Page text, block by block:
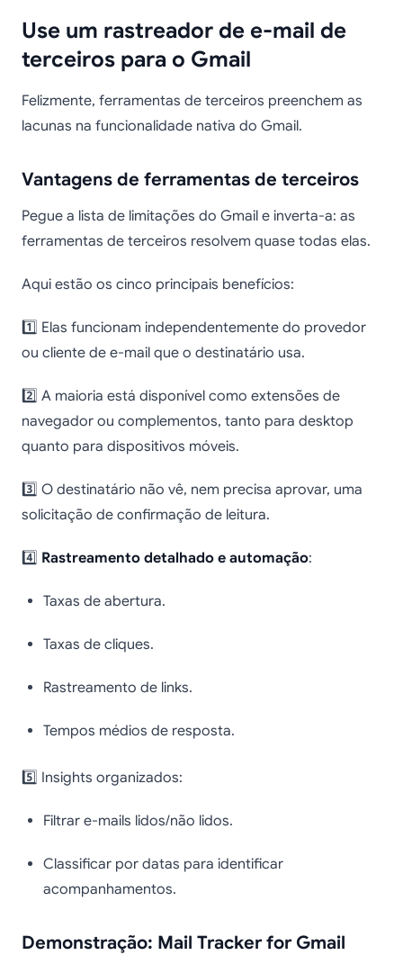
Use um rastreador de e-mail de
terceiros para o Gmail
Felizmente, ferramentas de terceiros preenchem as
lacunas na funcionalidade nativa do Gmail.
Vantagens de ferramentas de terceiros
Pegue a lista de limitações do Gmail e inverta-a: as
ferramentas de terceiros resolvem quase todas elas.
Aqui estão os cinco principais benefícios:
1️⃣ Elas funcionam independentemente do provedor
ou cliente de e-mail que o destinatário usa.
2️⃣ A maioria está disponível como extensões de
navegador ou complementos, tanto para desktop
quanto para dispositivos móveis.
3️⃣ O destinatário não vê, nem precisa aprovar, uma
solicitação de confirmação de leitura.
4️⃣ Rastreamento detalhado e automação:
Taxas de abertura.
Taxas de cliques.
Rastreamento de links.
Tempos médios de resposta.
5️⃣ Insights organizados:
Filtrar e-mails lidos/não lidos.
Classificar por datas para identificar
acompanhamentos.
Demonstração: Mail Tracker for Gmail